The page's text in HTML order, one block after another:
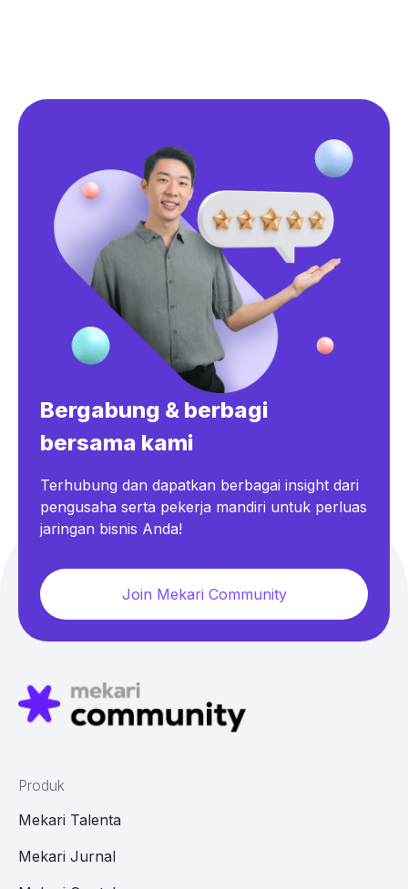
Bergabung & berbagi
bersama kami
Terhubung dan dapatkan berbagai insight dari
pengusaha serta pekerja mandiri untuk perluas
jaringan bisnis Anda!
Join Mekari Community
Produk
Mekari Talenta
Mekari Jurnal